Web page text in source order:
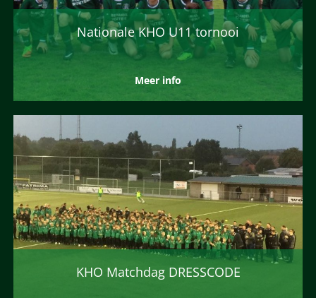
Nationale KHO U11 tornooi
Meer info
KHO Matchdag DRESSCODE